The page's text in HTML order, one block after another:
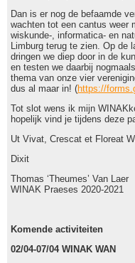
Dan is er nog de befaamde
wachten tot een cantus weer
wiskunde-, informatica- en
Limburg terug te zien. Op de
dringen we diep door in de
en testen we daarbij
thema van onze vier
dus al maar in! (https://
Tot slot wens ik mijn
hopelijk vind je tijdens deze
Ut Vivat, Crescat et Floreat
Dixit
Thomas ‘Theumes’ Van Laer
WINAK Praeses 2020-2021
Komende activiteiten
02/04-07/04 WINAK WAN